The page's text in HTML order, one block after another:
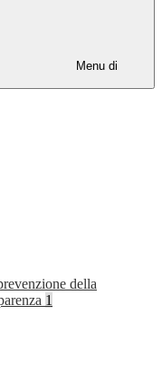
Menu di
della
1